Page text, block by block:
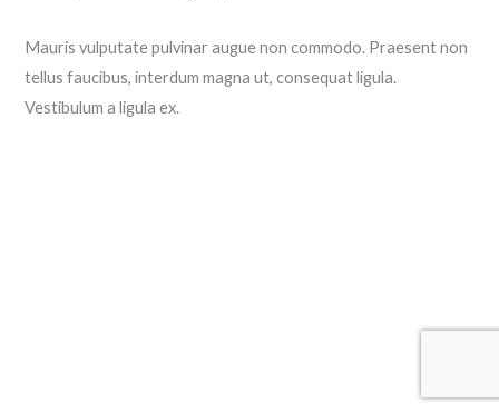
Mauris vulputate pulvinar augue non commodo. Praesent non
tellus faucibus, interdum magna ut, consequat ligula.
Vestibulum a ligula ex.